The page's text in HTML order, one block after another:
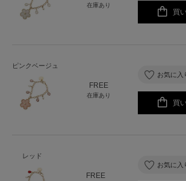
在庫あり
買
ピンクベージュ
FREE
在庫あり
お気に入
買
レッド
FREE
お気に入